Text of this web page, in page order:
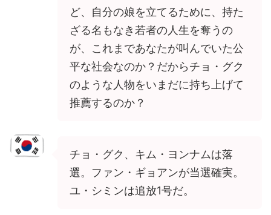
ど、自分の娘を立てるために、持た
ざる名もなき若者の人生を奪うの
が、これまであなたが叫んでいた公
平な社会なのか？だからチョ・グク
のような人物をいまだに持ち上げて
推薦するのか？
チョ・グク、キム・ヨンナムは落
選。ファン・ギョアンが当選確実。
ユ・シミンは追放1号だ。